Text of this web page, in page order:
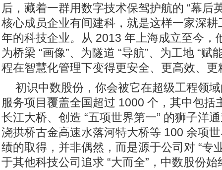
后，藏着一群用数字技术保驾护航的 “幕后
核心成员企业有间建科，就是这样一家深
年的科技企业。从 2013 年上海成立至今，
为桥梁 “画像”、为隧道 “导航”、为工地 “赋
程在智慧化管理下变得更安全、更高效、更
初识中数股份，你会被它在超级工程领域
服务项目覆盖全国超过 1000 个，其中包括
长江大桥、创造 “五项世界第一” 的狮子洋
浇拱桥古金高速水落河特大桥等 100 余项
绩的取得，并非偶然，而是源于公司对 “专
于其他科技公司追求 “大而全”，中数股份